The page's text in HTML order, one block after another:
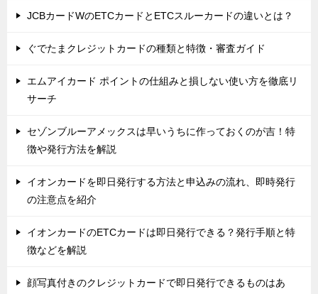
JCBカードWのETCカードとETCスルーカードの違いとは？
ぐでたまクレジットカードの種類と特徴・審査ガイド
エムアイカード ポイントの仕組みと損しない使い方を徹底リ
サーチ
セゾンブルーアメックスは早いうちに作っておくのが吉！特
徴や発行方法を解説
イオンカードを即日発行する方法と申込みの流れ、即時発行
の注意点を紹介
イオンカードのETCカードは即日発行できる？発行手順と特
徴などを解説
顔写真付きのクレジットカードで即日発行できるものはあ